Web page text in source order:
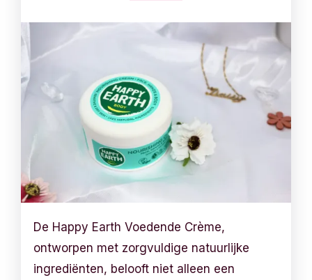
De Happy Earth Voedende Crème,
ontworpen met zorgvuldige natuurlijke
ingrediënten, belooft niet alleen een